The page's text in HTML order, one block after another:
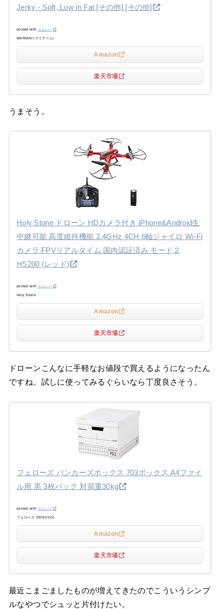
Jerky - Soft, Low in Fat [その他] [その他]
posted with カエレバ
MARIANI (マリアーニ)
Amazon
楽天市場
うまそう。
Holy Stone ドローン HDカメラ付き iPhone&Android生
中継可能 高度維持機能 2.4GHz 4CH 6軸ジャイロ Wi-Fi
カメラ FPVリアルタイム 国内認証済み モード２
HS200 (レッド)
posted with カエレバ
Holy Stone
Amazon
楽天市場
ドローンこんなに手軽なお値段で買えるようになったん
ですね。試しに使ってみるぐらいなら丁度良さそう。
フェローズ バンカーズボックス 703ボックス A4ファイ
ル用 黒 3枚パック 対荷重30kg
posted with カエレバ
フェローズ 2009-02-01
Amazon
楽天市場
最近こまごましたものが増えてきたのでこういうシンプ
ルなやつでシュッと片付けたい。